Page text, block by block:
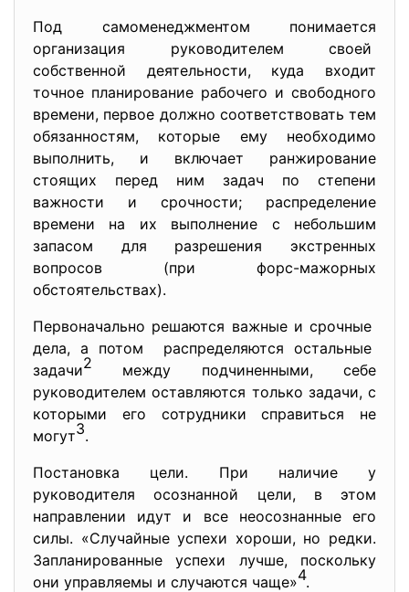
Под самоменеджментом понимается
организация руководителем своей
собственной деятельности, куда входит
точное планирование рабочего и свободного
времени, первое должно соответствовать тем
обязанностям, которые ему необходимо
выполнить, и включает ранжирование
стоящих перед ним задач по степени
важности и срочности; распределение
времени на их выполнение с небольшим
запасом для разрешения экстренных
вопросов (при форс-мажорных
обстоятельствах).
Первоначально решаются важные и срочные
дела, а потом распределяются остальные
задачи2 между подчиненными, себе
руководителем оставляются только задачи, с
которыми его сотрудники справиться не
могут3.
Постановка цели. При наличие у
руководителя осознанной цели, в этом
направлении идут и все неосознанные его
силы. «Случайные успехи хороши, но редки.
Запланированные успехи лучше, поскольку
они управляемы и случаются чаще»4.